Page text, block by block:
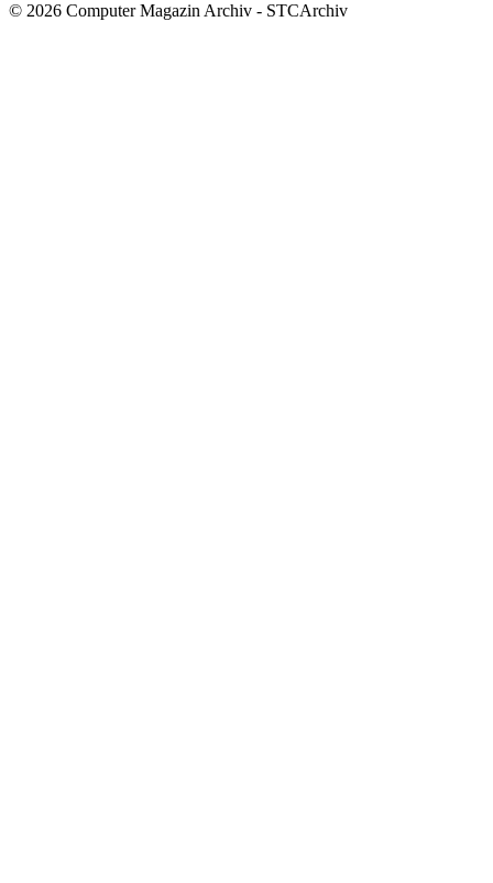
© 2026 Computer Magazin Archiv - STCArchiv